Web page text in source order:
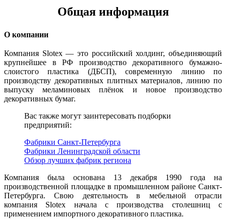
Общая информация
О компании
Компания Slotex — это российский холдинг, объединяющий
крупнейшее в РФ производство декоративного бумажно-
слоистого пластика (ДБСП), современную линию по
производству декоративных плитных материалов, линию по
выпуску меламиновых плёнок и новое производство
декоративных бумаг.
Вас также могут заинтересовать подборки
предприятий:
Фабрики Санкт-Петербурга
Фабрики Ленинградской области
Обзор лучших фабрик региона
Компания была основана 13 декабря 1990 года на
производственной площадке в промышленном районе Санкт-
Петербурга. Свою деятельность в мебельной отрасли
компания Slotex начала с производства столешниц с
применением импортного декоративного пластика.